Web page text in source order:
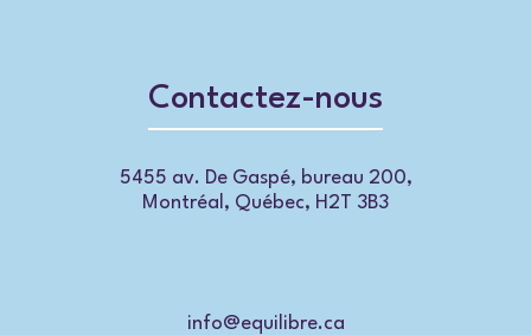
Contactez-nous
5455 av. De Gaspé, bureau 200,
Montréal, Québec, H2T 3B3
info@equilibre.ca